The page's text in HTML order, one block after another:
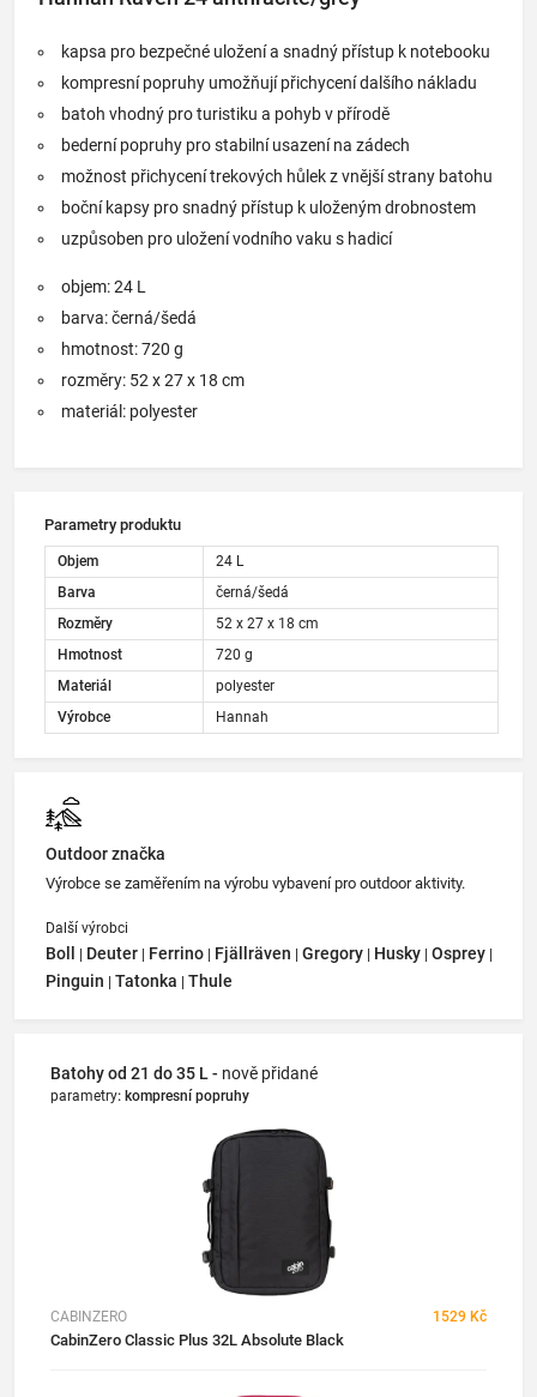
kapsa pro bezpečné uložení a snadný přístup k notebooku
kompresní popruhy umožňují přichycení dalšího nákladu
batoh vhodný pro turistiku a pohyb v přírodě
bederní popruhy pro stabilní usazení na zádech
možnost přichycení trekových hůlek z vnější strany batohu
boční kapsy pro snadný přístup k uloženým drobnostem
uzpůsoben pro uložení vodního vaku s hadicí
objem: 24 L
barva: černá/šedá
hmotnost: 720 g
rozměry: 52 x 27 x 18 cm
materiál: polyester
Parametry produktu
Objem
24 L
Barva
černá/šedá
Rozměry
52 x 27 x 18 cm
Hmotnost
720 g
Materiál
polyester
Výrobce
Hannah
Outdoor značka
Výrobce se zaměřením na výrobu vybavení pro outdoor aktivity.
Další výrobci
Boll | Deuter | Ferrino | Fjällräven | Gregory | Husky | Osprey |
Pinguin | Tatonka | Thule
Batohy od 21 do 35 L - nově přidané
parametry: kompresní popruhy
CABINZERO 1529 Kč
CabinZero Classic Plus 32L Absolute Black